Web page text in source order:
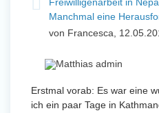
Manchmal eine
von Francesca,
Erstmal vorab: Es war eine
ich ein paar Tage in